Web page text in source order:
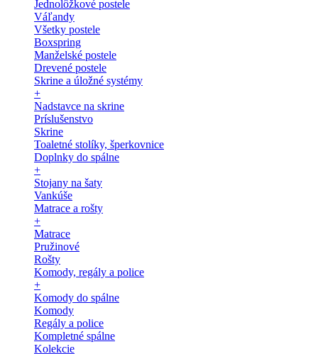
Jednolôžkové postele
Váľandy
Všetky postele
Boxspring
Manželské postele
Drevené postele
Skrine a úložné systémy
+
Nadstavce na skrine
Príslušenstvo
Skrine
Toaletné stolíky, šperkovnice
Doplnky do spálne
+
Stojany na šaty
Vankúše
Matrace a rošty
+
Matrace
Pružinové
Rošty
Komody, regály a police
+
Komody do spálne
Komody
Regály a police
Kompletné spálne
Kolekcie